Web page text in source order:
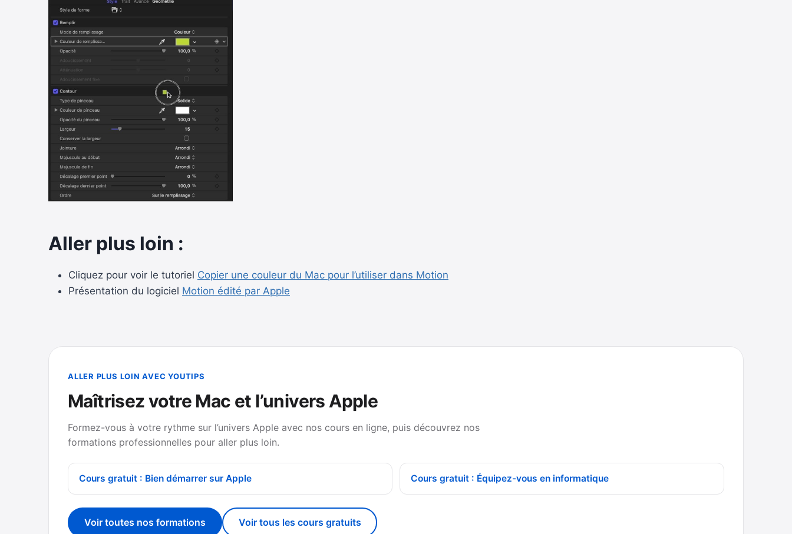
Aller plus loin :
Cliquez pour voir le tutoriel Copier une couleur du Mac pour l’utiliser dans Motion
Présentation du logiciel Motion édité par Apple
ALLER PLUS LOIN AVEC YOUTIPS
Maîtrisez votre Mac et l’univers Apple
Formez-vous à votre rythme sur l’univers Apple avec nos cours en ligne, puis découvrez nos
formations professionnelles pour aller plus loin.
Cours gratuit : Bien démarrer sur Apple Cours gratuit : Équipez-vous en informatique
Voir toutes nos formations Voir tous les cours gratuits